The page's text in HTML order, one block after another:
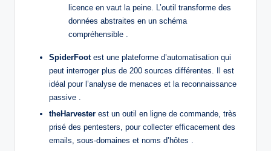
licence en vaut la peine. L’outil transforme des
données abstraites en un schéma
compréhensible .
SpiderFootest une plateforme d’automatisation qui
peut interroger plus de 200 sources différentes. Il est
idéal pour l’analyse de menaces et la reconnaissance
passive .
theHarvester est un outil en ligne de commande, très
prisé des pentesters, pour collecter efficacement des
emails, sous-domaines et noms d’hôtes .